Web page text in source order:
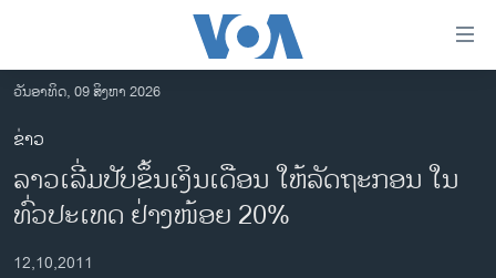
ເຂົ້າ
ຫາ
ຂ້າມ
ຂ້າມ
ຂ້າມ
ໄປ
ຫາ
ອາເມຣິກາ
ການເລືອກຕັ້ງ ປະທານາທີບໍດີ ສະຫະລັດ 2024
ວັນອາທິດ, 09 ສິງຫາ 2026
ຂ່າວ
ລາວເລີ່ມປັບຂຶ້ນເງິນເດືອນ ໃຫ້ລັດຖະກອນ ໃນ
ທົ່ວປະເທດ ຢ່າງໜ້ອຍ 20%
12,10,2011